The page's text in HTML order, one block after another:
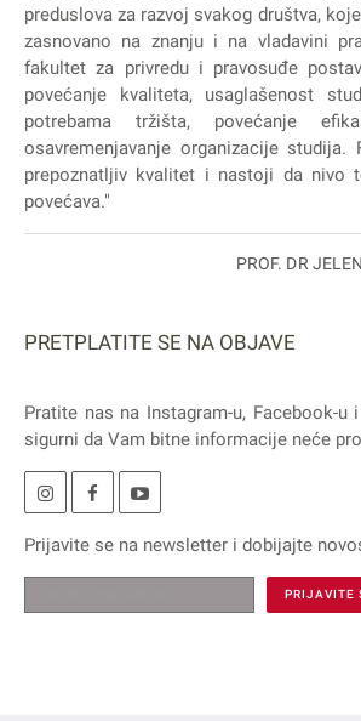
preduslova za razvoj svakog društva,
zasnovano na znanju i na vladavini
fakultet za privredu i pravosuđe
povećanje kvaliteta, usaglašenost
potrebama tržišta, povećanje
osavremenjavanje organizacije studija.
prepoznatljiv kvalitet i nastoji da nivo
povećava."
PROF. DR
PRETPLATITE SE NA OBJAVE
Pratite nas na Instagram-u, Facebook-u i
sigurni da Vam bitne informacije neće
Prijavite se na newsletter i dobijajte